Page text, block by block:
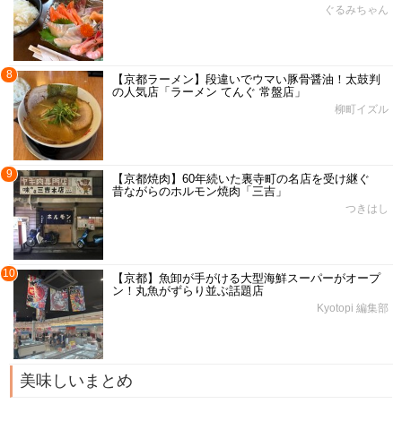
ぐるみちゃん
8
【京都ラーメン】段違いでウマい豚骨醤油！太鼓判
の人気店「ラーメン てんぐ 常盤店」
柳町イズル
9
【京都焼肉】60年続いた裏寺町の名店を受け継ぐ
昔ながらのホルモン焼肉「三吉」
つきはし
10
【京都】魚卸が手がける大型海鮮スーパーがオープ
ン！丸魚がずらり並ぶ話題店
Kyotopi 編集部
美味しいまとめ